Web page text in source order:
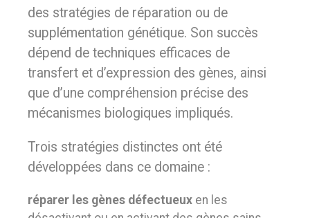
des stratégies de réparation ou de
supplémentation génétique. Son succès
dépend de techniques efficaces de
transfert et d’expression des gènes, ainsi
que d’une compréhension précise des
mécanismes biologiques impliqués.
Trois stratégies distinctes ont été
développées dans ce domaine :
réparer les gènes défectueux en les